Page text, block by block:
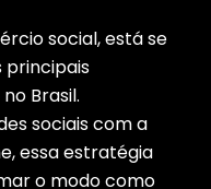
social, está se
principais
Brasil.
sociais com a
essa estratégia
o modo como